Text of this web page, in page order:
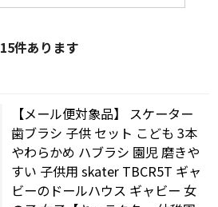
15件あります
【メール便対象品】 スケーター
歯ブラシ 子供 セット こども 3本
やわらかめ ハブラシ 園児 磨きや
すい 子供用 skater TBCR5T ギャ
ビーのドールハウス ギャビー 女